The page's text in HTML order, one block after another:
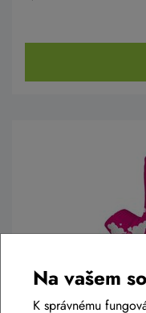
Na vašem
K správnému